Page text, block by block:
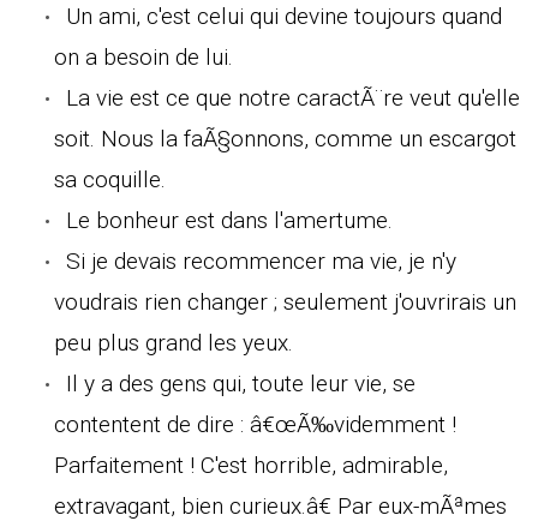
Un ami, c'est celui qui devine toujours quand
on a besoin de lui.
La vie est ce que notre caractÃ¨re veut qu'elle
soit. Nous la faÃ§onnons, comme un escargot
sa coquille.
Le bonheur est dans l'amertume.
Si je devais recommencer ma vie, je n'y
voudrais rien changer ; seulement j'ouvrirais un
peu plus grand les yeux.
Il y a des gens qui, toute leur vie, se
contentent de dire : â€œÃ‰videmment !
Parfaitement ! C'est horrible, admirable,
extravagant, bien curieux.â€ Par eux-mÃªmes